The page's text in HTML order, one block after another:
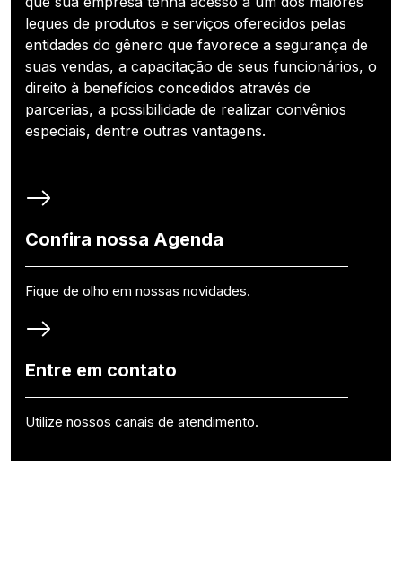
leques de produtos e serviços oferecidos pelas
entidades do gênero que favorece a segurança de
suas vendas, a capacitação de seus funcionários, o
direito à benefícios concedidos através de
parcerias, a possibilidade de realizar convênios
especiais, dentre outras vantagens.
Confira nossa Agenda
Fique de olho em nossas novidades.
Entre em contato
Utilize nossos canais de atendimento.